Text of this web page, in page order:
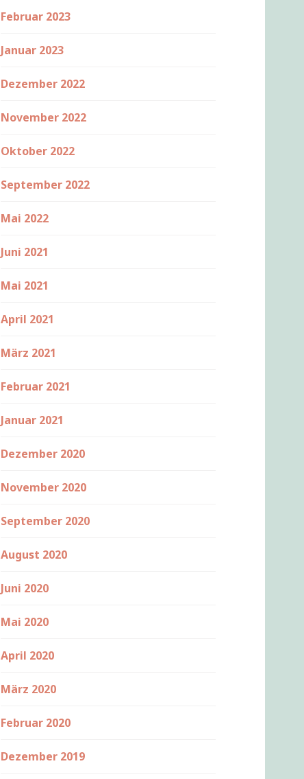
Februar 2023
Januar 2023
Dezember 2022
November 2022
Oktober 2022
September 2022
Mai 2022
Juni 2021
Mai 2021
April 2021
März 2021
Februar 2021
Januar 2021
Dezember 2020
November 2020
September 2020
August 2020
Juni 2020
Mai 2020
April 2020
März 2020
Februar 2020
Dezember 2019